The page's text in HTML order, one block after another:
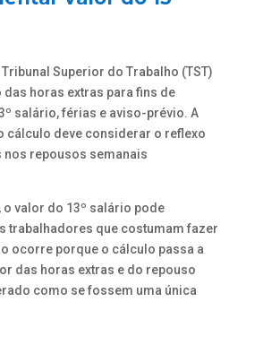
Superior do Trabalho (TST)
horas extras para fins de
salário, férias e aviso-prévio. A
cálculo deve considerar o reflexo
nos repousos semanais
o valor do 13º salário pode
trabalhadores que costumam fazer
ocorre porque o cálculo passa a
das horas extras e do repouso
como se fossem uma única